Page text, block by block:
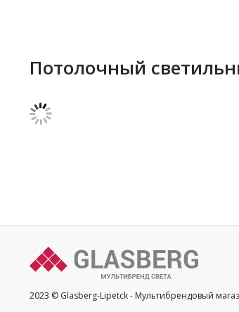
Потолочный
2023 © Glasberg-Lipetck - Мультибрендовый